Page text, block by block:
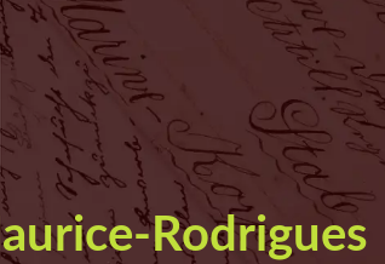
Rodrigues